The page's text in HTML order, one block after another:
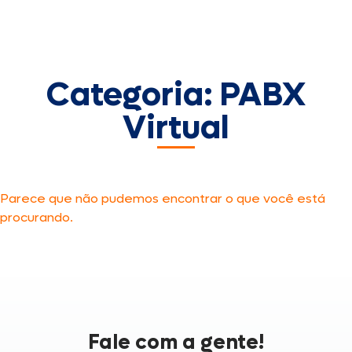
Categoria: PABX
Virtual
Parece que não pudemos encontrar o que você está
procurando.
Fale com a gente!